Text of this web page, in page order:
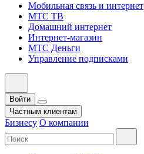
Мобильная связь и интернет
МТС ТВ
Домашний интернет
Интернет-магазин
МТС Деньги
Управление подписками
Войти
Частным клиентам
Бизнесу О компании